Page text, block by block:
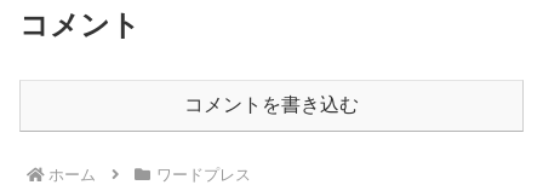
コメント
コメントを書き込む
ホーム ワードプレス